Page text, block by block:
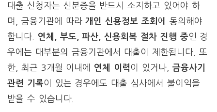
대출 신청자는 신분증을 반드시 소지하고 있어야 하
며, 금융기관에 따라개인 신용정보 조회 에 동의해야
합니다. 연체, 부도, 파산, 신용회복 절차 진행 중인 경
우에는 대부분의 금융기관에서 대출이 제한됩니다. 또
한, 최근 3개월 이내에 연체 이력이 있거나, 금융사기
관련 기록이 있는 경우에도 대출 심사에서 불이익을
받을 수 있습니다.